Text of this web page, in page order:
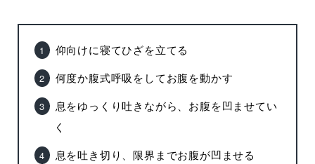
仰向けに寝てひざを立てる
何度か腹式呼吸をしてお腹を動かす
息をゆっくり吐きながら、お腹を凹ませてい
く
息を吐き切り、限界までお腹が凹ませる